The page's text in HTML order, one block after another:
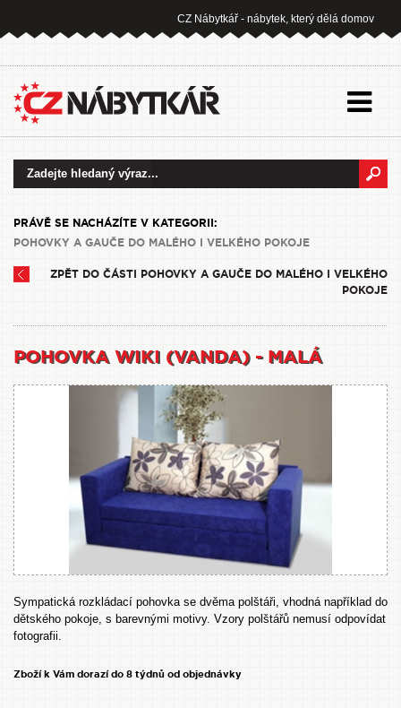
CZ Nábytkář - nábytek, který dělá domov
PRÁVĚ SE NACHÁZÍTE V KATEGORII:
POHOVKY A GAUČE DO MALÉHO I VELKÉHO POKOJE
ZPĚT DO ČÁSTI POHOVKY A GAUČE DO MALÉHO I VELKÉHO
POKOJE
POHOVKA WIKI (VANDA) - MALÁ
Sympatická rozkládací pohovka se dvěma polštáři, vhodná například do
dětského pokoje, s barevnými motivy. Vzory polštářů nemusí odpovídat
fotografii.
Zboží k Vám dorazí do 8 týdnů od objednávky